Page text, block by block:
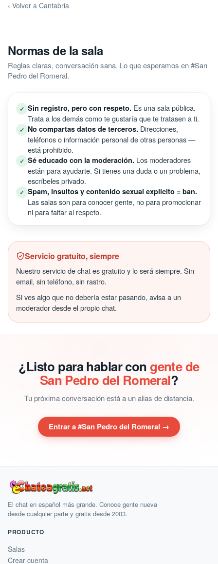
‹ Volver a Cantabria
Normas de la sala
Reglas claras, conversación sana. Lo que esperamos en #San
Pedro del Romeral.
✓ Sin registro, pero con respeto. Es una sala pública.
Trata a los demás como te gustaría que te tratasen a ti.
✓ No compartas datos de terceros. Direcciones,
teléfonos o información personal de otras personas —
está prohibido.
✓ Sé educado con la moderación. Los moderadores
están para ayudarte. Si tienes una duda o un problema,
escríbeles privado.
✓ Spam, insultos y contenido sexual explícito = ban.
Las salas son para conocer gente, no para promocionar
ni para faltar al respeto.
Servicio gratuito, siempre
Nuestro servicio de chat es gratuito y lo será siempre. Sin
email, sin teléfono, sin rastro.
Si ves algo que no debería estar pasando, avisa a un
moderador desde el propio chat.
¿Listo para hablar con gente de
San Pedro del Romeral?
Tu próxima conversación está a un alias de distancia.
Entrar a #San Pedro del Romeral →
El chat en español más grande. Conoce gente nueva
desde cualquier parte y gratis desde 2003.
PRODUCTO
Salas
Crear cuenta